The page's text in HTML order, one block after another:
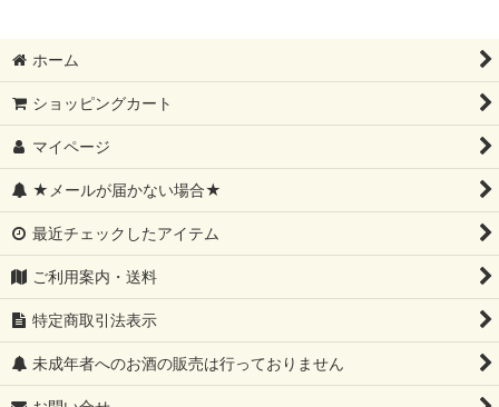
ホーム
ショッピングカート
マイページ
★メールが届かない場合★
最近チェックしたアイテム
ご利用案内・送料
特定商取引法表示
未成年者へのお酒の販売は行っておりません